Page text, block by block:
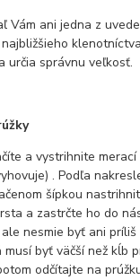
Vám ani jedna z
určia správnu veľkosť.
a vystrihnite merací
. Podľa
šípkou
a zastrčte ho do
nesmie byť ani príliš
byť väčší než kĺb
odčítajte na